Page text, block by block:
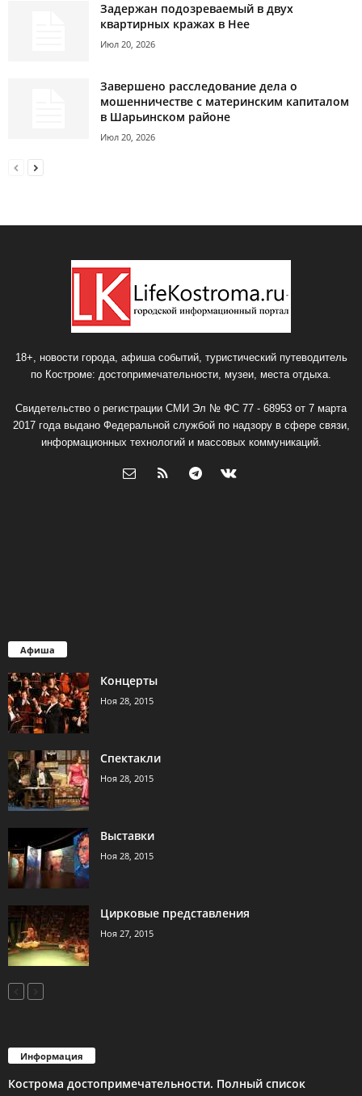
Задержан подозреваемый в двух
квартирных кражах в Нее
Июл 20, 2026
Завершено расследование дела о
мошенничестве с материнским капиталом
в Шарьинском районе
Июл 20, 2026
18+, новости города, афиша событий, туристический путеводитель
по Костроме: достопримечательности, музеи, места отдыха.
Свидетельство о регистрации СМИ Эл № ФС 77 - 68953 от 7 марта
2017 года выдано Федеральной службой по надзору в сфере связи,
информационных технологий и массовых коммуникаций.
Афиша
Концерты
Ноя 28, 2015
Спектакли
Ноя 28, 2015
Выставки
Ноя 28, 2015
Цирковые представления
Ноя 27, 2015
Информация
Кострома достопримечательности. Полный список